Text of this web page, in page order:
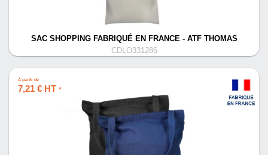
SAC SHOPPING FABRIQUÉ EN FRANCE - ATF THOMAS
CDLO331286
À partir de
7,21 € HT *